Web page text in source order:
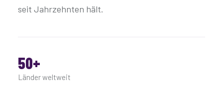
seit Jahrzehnten hält.
50+
Länder weltweit